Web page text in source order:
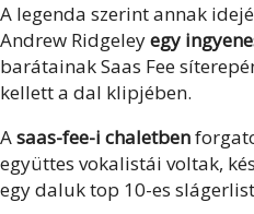
A legenda szerint annak
Andrew Ridgeleyegy
barátainak Saas Fee
kellett a dal klipjében.
Asaas-fee-i chaletben
együttes vokalistái voltak,
egy daluk top 10-es